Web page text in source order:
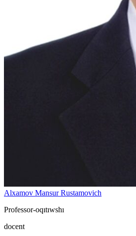
Alxamov Mansur Rustamovich
Professor-oqıtıwshı
docent